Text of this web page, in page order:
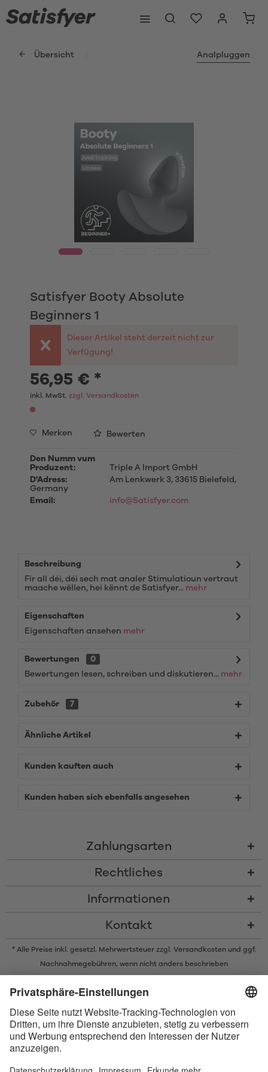
Übersicht Analpluggen
Satisfyer Booty Absolute
Beginners 1
Dieser Artikel steht derzeit nicht zur
Verfügung!
56,95 € *
inkl. MwSt. zzgl. Versandkosten
Merken Bewerten
Den Numm vum
Produzent:
Triple A Import GmbH
D'Adress:
Am Lenkwerk 3, 33615 Bielefeld,
Germany
Email:
info@Satisfyer.com
Beschreibung
Fir all déi, déi sech mat analer Stimulatioun vertraut
maache wëllen, hei kënnt de Satisfyer... mehr
Eigenschaften
Eigenschaften ansehen mehr
Bewertungen
0
Bewertungen lesen, schreiben und diskutieren... mehr
Zubehör 7
Ähnliche Artikel
Kunden kauften auch
Kunden haben sich ebenfalls angesehen
Zahlungsarten
Rechtliches
Informationen
Kontakt
* Alle Preise inkl. gesetzl. Mehrwertsteuer zzgl. Versandkostenund ggf.
Nachnahmegebühren, wenn nicht anders beschrieben
und Eigentum der Bluetooth SIG, Inc. Die Nutzung dieser Marken durch
Apple und das Apple-Logo sind eingetragene Marken von Apple Inc.
Google Play und das Google Play-Logo sind Marken von Google LLC.